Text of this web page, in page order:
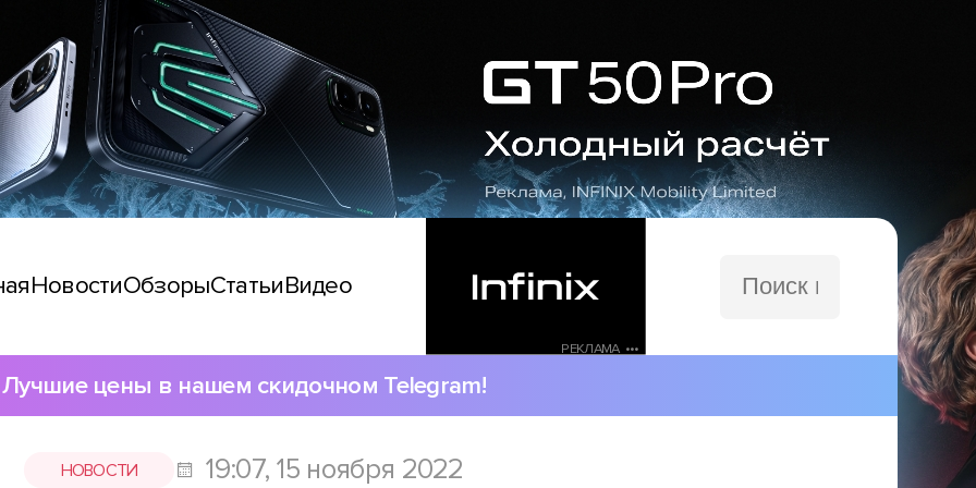
НовостиОбзорыСтатьиВидео
РЕКЛАМА •••
сайту
Лучшие цены в нашем скидочном Telegram!
НОВОСТИ 19:07, 15 ноября 2022